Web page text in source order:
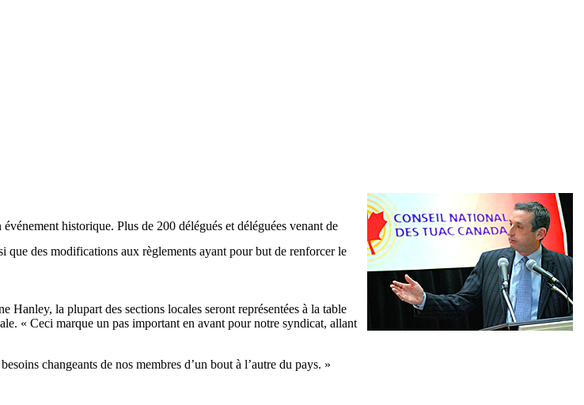
historique. Plus de 200 délégués et déléguées venant de
que des modifications aux règlements ayant pour but de renforcer le
la plupart des sections locales seront représentées à la table
« Ceci marque un pas important en avant pour notre syndicat, allant
changeants de nos membres d’un bout à l’autre du pays. »